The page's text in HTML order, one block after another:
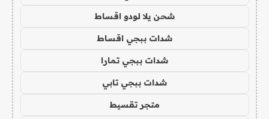
شحن يلا لودو اقساط
شدات ببجي اقساط
شدات ببجي تمارا
شدات ببجي تابي
متجر تقسيط